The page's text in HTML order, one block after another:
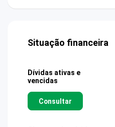
Situação financeira
Dívidas ativas e
vencidas
Consultar